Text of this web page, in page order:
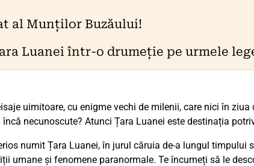
al Munților Buzăului!
Luanei într-o drumeție pe urmele
uimitoare, cu enigme vechi de milenii, care nici în
necunoscute? Atunci Țara Luanei este destinația
numit Țara Luanei, în jurul căruia de-a lungul timpului
umane și fenomene paranormale. Te încumeți să le